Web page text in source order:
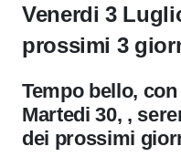
Venerdi 3
prossimi 3
Tempo bello,
Martedi 30, ,
dei prossimi